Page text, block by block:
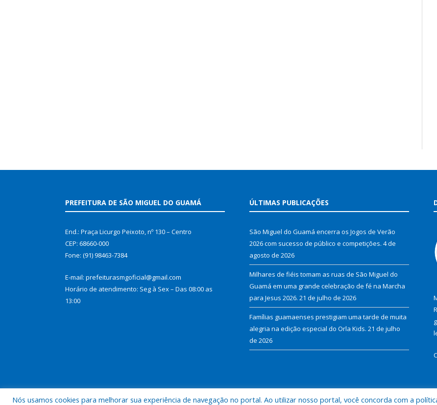
PREFEITURA DE SÃO MIGUEL DO GUAMÁ
End.: Praça Licurgo Peixoto, nº 130 – Centro
CEP: 68660-000
Fone: (91) 98463-7384
E-mail: prefeiturasmgoficial@gmail.com
Horário de atendimento: Seg à Sex – Das 08:00 as
13:00
ÚLTIMAS PUBLICAÇÕES
São Miguel do Guamá encerra os Jogos de Verão
2026 com sucesso de público e competições. 4 de
agosto de 2026
Milhares de fiéis tomam as ruas de São Miguel do
Guamá em uma grande celebração de fé na Marcha
para Jesus 2026. 21 de julho de 2026
Famílias guamaenses prestigiam uma tarde de muita
alegria na edição especial do Orla Kids. 21 de julho
de 2026
Nós usamos cookies para melhorar sua experiência de navegação no portal. Ao utilizar nosso portal, você concorda com a